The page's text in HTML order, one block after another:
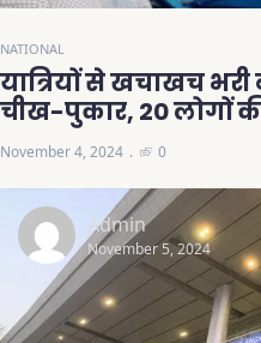
NATIONAL
यात्रियों से खचाखच
चीख-पुकार, 20 लोगों
November 4, 2024 0
Admin
November 5, 2024